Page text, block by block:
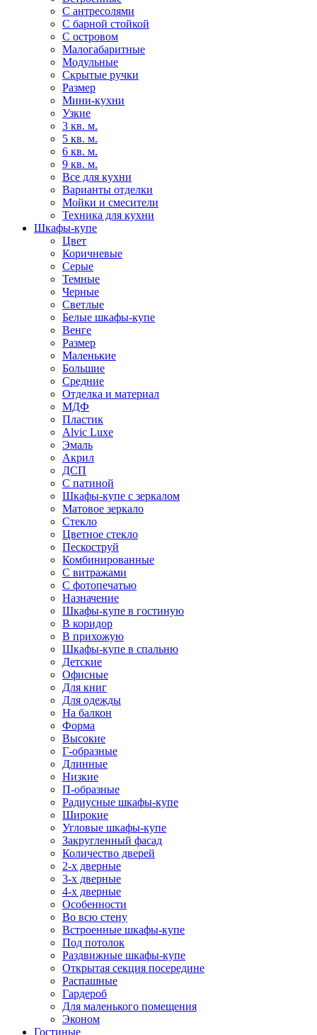
С антресолями
С барной стойкой
С островом
Малогабаритные
Модульные
Скрытые ручки
Размер
Мини-кухни
Узкие
3 кв. м.
5 кв. м.
6 кв. м.
9 кв. м.
Все для кухни
Варианты отделки
Мойки и смесители
Техника для кухни
Шкафы-купе
Цвет
Коричневые
Серые
Темные
Черные
Светлые
Белые шкафы-купе
Венге
Размер
Маленькие
Большие
Средние
Отделка и материал
МДФ
Пластик
Alvic Luxe
Эмаль
Акрил
ДСП
С патиной
Шкафы-купе с зеркалом
Матовое зеркало
Стекло
Цветное стекло
Пескоструй
Комбинированные
С витражами
С фотопечатью
Назначение
Шкафы-купе в гостиную
В коридор
В прихожую
Шкафы-купе в спальню
Детские
Офисные
Для книг
Для одежды
На балкон
Форма
Высокие
Г-образные
Длинные
Низкие
П-образные
Радиусные шкафы-купе
Широкие
Угловые шкафы-купе
Закругленный фасад
Количество дверей
2-х дверные
3-х дверные
4-х дверные
Особенности
Во всю стену
Встроенные шкафы-купе
Под потолок
Раздвижные шкафы-купе
Открытая секция посередине
Распашные
Гардероб
Для маленького помещения
Эконом
Гостиные